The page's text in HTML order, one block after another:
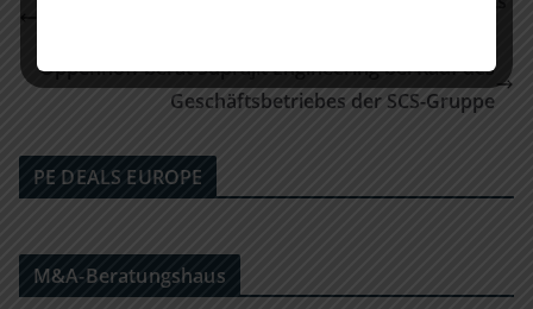
Oppenhoff berät Suprajit Engineering bei Kauf des
Geschäftsbetriebes der SCS-Gruppe
PE DEALS EUROPE
M&A-Beratungshaus